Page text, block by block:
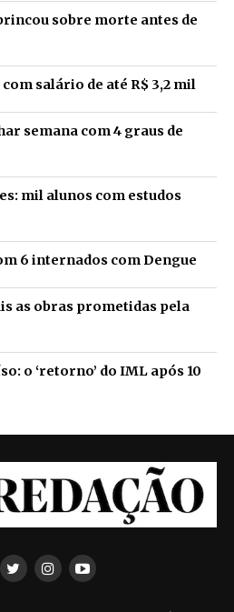
sobre morte antes de
salário de até R$ 3,2 mil
semana com 4 graus de
mil alunos com estudos
6 internados com Dengue
as obras prometidas pela
o ‘retorno’ do IML após 10